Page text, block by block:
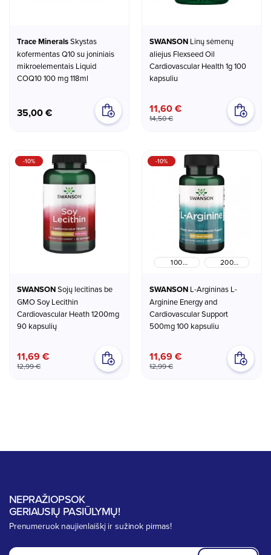
Trace Minerals
kofermentas Q10 su joniniais
mikroelementais Liquid
COQ10 100 mg 118ml
35,00 €
SWANSON
aliejus Flexseed Oil
Cardiovascular Health 1g 100
kapsuliu
11,60 €
14,50 €
SWANSON
GMO Soy Lecithin
Cardiovascular Heath 1200mg
90 kapsulių
11,69 €
12,99 €
-10%
100
200
SWANSON
Arginine Energy and
Cardiovascular Support
500mg 100 kapsuliu
11,69 €
12,99 €
-10%
NEPRAŽIOPSOK
GERIAUSIŲ PASIŪLYMŲ!
Prenumeruok naujienlaiškį ir sužinok pirmas!